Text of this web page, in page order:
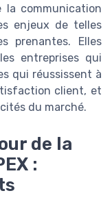
la communication
enjeux de telles
prenantes. Elles
entreprises qui
qui réussissent à
client, et
du marché.
de la
: